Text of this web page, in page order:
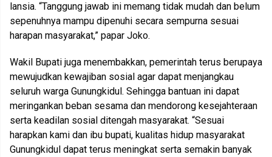
lansia. “Tanggung jawab ini memang tidak mudah dan belum
sepenuhnya mampu dipenuhi secara sempurna sesuai
harapan masyarakat,” papar Joko.
Wakil Bupati juga menembakkan, pemerintah terus berupaya
mewujudkan kewajiban sosial agar dapat menjangkau
seluruh warga Gunungkidul. Sehingga bantuan ini dapat
meringankan beban sesama dan mendorong kesejahteraan
serta keadilan sosial ditengah masyarakat. “Sesuai
harapkan kami dan ibu bupati, kualitas hidup masyarakat
Gunungkidul dapat terus meningkat serta semakin banyak